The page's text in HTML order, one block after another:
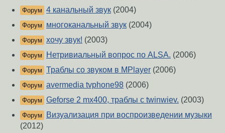
Форум 4 канальный звук (2004)
Форум многоканальный звук (2004)
Форум хочу звук! (2003)
Форум Нетривиальный вопрос по ALSA. (2006)
Форум Траблы со звуком в MPlayer (2006)
Форум avermedia tvphone98 (2006)
Форум Geforse 2 mx400, траблы с twinwiev. (2003)
Форум
Визуализация при воспроизведении музыки
(2012)